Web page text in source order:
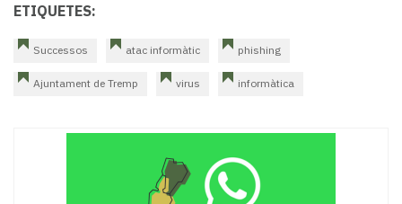
ETIQUETES:
Successos atac informàtic phishing
Ajuntament de Tremp virus informàtica